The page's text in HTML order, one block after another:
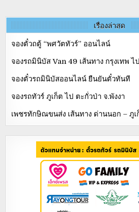
เรื่องล่าสุด
จองตั๋วถตู้ “พศวัตทัวร์” ออนไลน์
จองรถมินิบัส Van 49 เส้นทาง กรุงเทพ ไ
จองตั๋วรถมินิบัสออนไลน์ ยืนยันตั๋วทันที
จองรถทัวร์ ภูเก็ต ไป ตะกั่วป่า จ.พังงา
เพชรทักษิณขนส่ง เส้นทาง ด่านนอก – ภูเ